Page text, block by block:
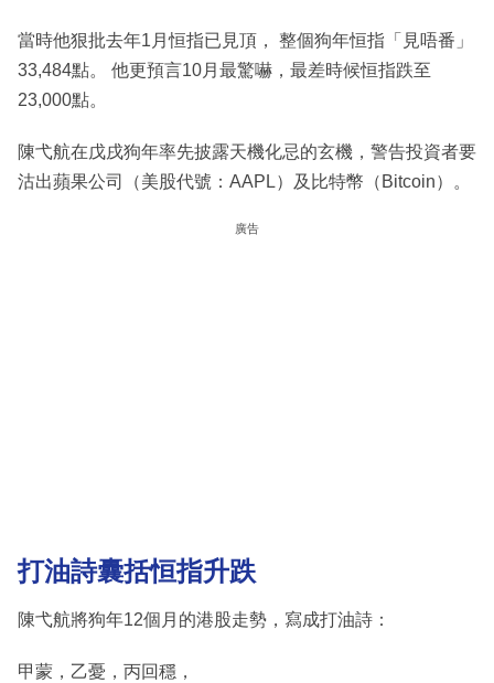
當時他狠批去年1月恒指已見頂， 整個狗年恒指「見唔番」
33,484點。 他更預言10月最驚嚇，最差時候恒指跌至
23,000點。
陳弋航在戊戌狗年率先披露天機化忌的玄機，警告投資者要
沽出蘋果公司（美股代號：AAPL）及比特幣（Bitcoin）。
廣告
打油詩囊括恒指升跌
陳弋航將狗年12個月的港股走勢，寫成打油詩：
甲蒙，乙憂，丙回穩，